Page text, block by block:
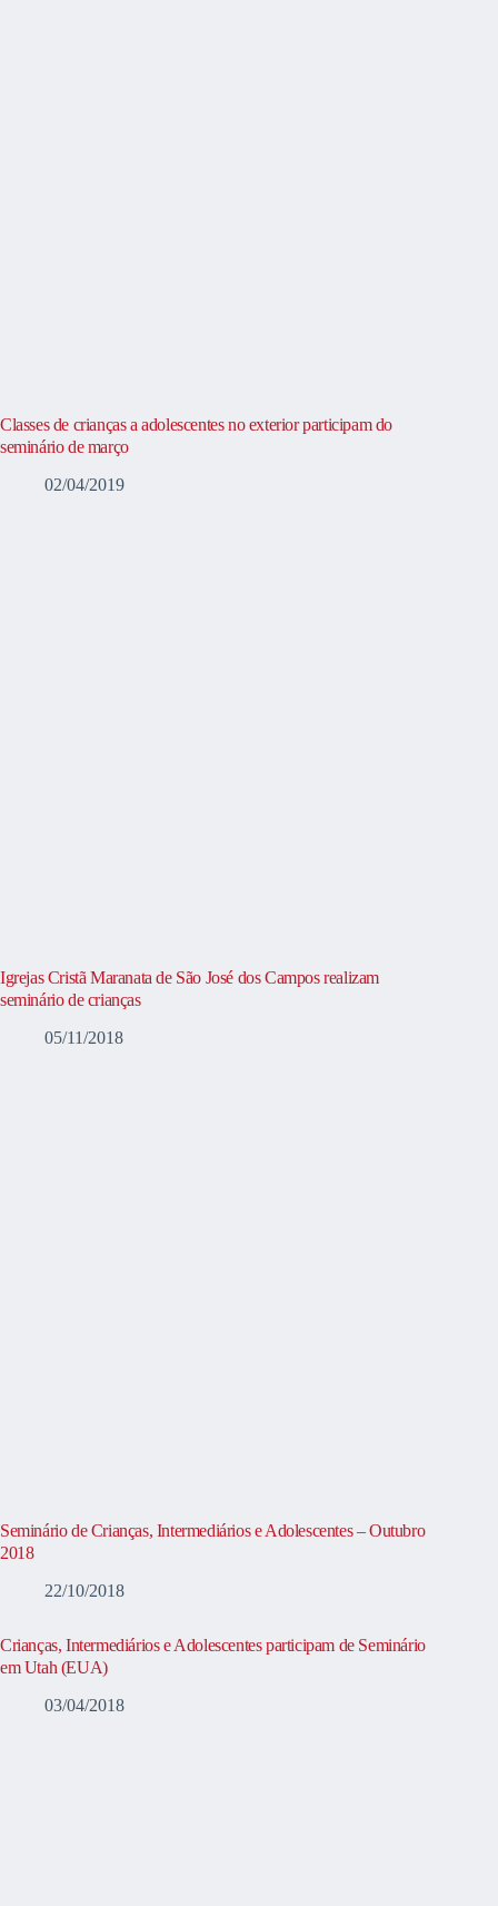
Classes de crianças a adolescentes no exterior participam do
seminário de março
02/04/2019
Igrejas Cristã Maranata de São José dos Campos realizam
seminário de crianças
05/11/2018
Seminário de Crianças, Intermediários e Adolescentes – Outubro
2018
22/10/2018
Crianças, Intermediários e Adolescentes participam de Seminário
em Utah (EUA)
03/04/2018